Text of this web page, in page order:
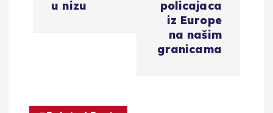
u nizu
policajaca
iz Europe
na našim
granicama